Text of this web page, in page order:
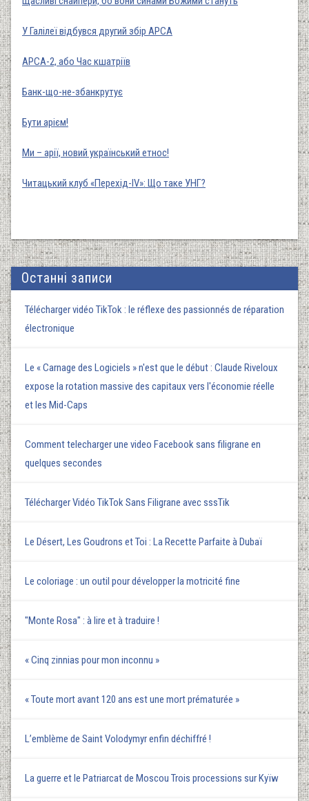
У Галілеї відбувся другий збір АРСА
АРСА-2, або Час кшатріїв
Банк-що-не-збанкрутує
Бути арієм!
Ми – арії, новий український етнос!
Читацький клуб «Перехід-IV»: Що таке УНГ?
Останні записи
Télécharger vidéo TikTok : le réflexe des passionnés de réparation
électronique
Le « Carnage des Logiciels » n'est que le début : Claude Riveloux
expose la rotation massive des capitaux vers l'économie réelle
et les Mid-Caps
Comment telecharger une video Facebook sans filigrane en
quelques secondes
Télécharger Vidéo TikTok Sans Filigrane avec sssTik
Le Désert, Les Goudrons et Toi : La Recette Parfaite à Dubaï
Le coloriage : un outil pour développer la motricité fine
"Monte Rosa" : à lire et à traduire !
« Cinq zinnias pour mon inconnu »
« Toute mort avant 120 ans est une mort prématurée »
L’emblème de Saint Volodymyr enfin déchiffré !
La guerre et le Patriarcat de Moscou Trois processions sur Kyїw